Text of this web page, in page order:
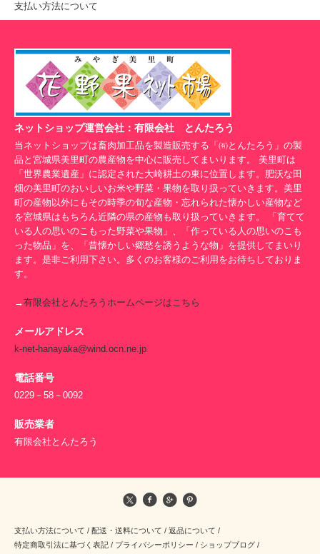
支払い方法について
ネットショップ運営会社：有限会社 とんたろう
当ネットショップは畜肉加工品を製造販売する「㈲とんたろう」の製
品と宮城県美里町の農産物を中心に販売してまいります。 美里町は
「世界農業遺産」に認定された大崎耕土の東に位置します。肥沃な田
畑の美里町のおいしいお米や野菜・果物を取り扱っていきます。美里
町の産物以外にもその時季の旬な産物・忘れられた懐かしい産物など
を宮城県はもちろん近隣の県の産物も取り扱っていきます。 「育てて
いる人の思いのこもった野菜や果物」、「作っている人の思いのこも
った物品」を、「昔懐かしい郷愁を誘うような物」を提供してまいり
ます。是非ご利用下さい。多くのお客様のご利用をお待ちしておりま
す。
→有限会社とんたろうホームページはこちら
メールアドレス
k-net-hanayaka@wind.ocn.ne.jp
電話番号
0229－58－0092
販売業者
有限会社とんたろう
支払い方法について / 配送・送料について / 返品について /
特定商取引法に基づく表記 / プライバシーポリシー / ショップブログ /